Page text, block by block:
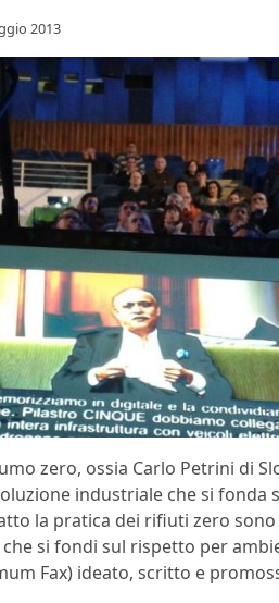
2013
zero, ossia Carlo Petrini di
industriale che si fonda
la pratica dei rifiuti zero
si fondi sul rispetto per
Fax) ideato, scritto e